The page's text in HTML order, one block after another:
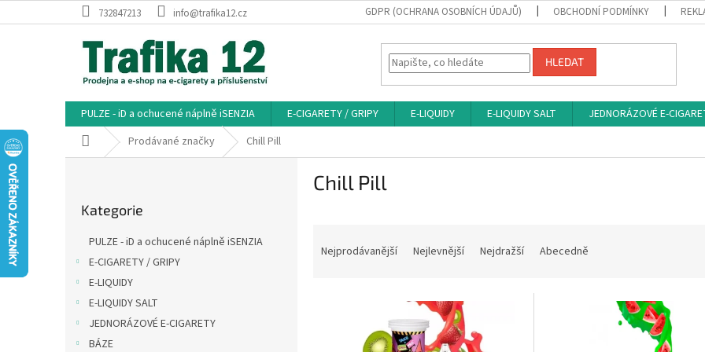
na
732847213 info@trafika12.cz GDPR (OCHRANA OSOBNÍCH ÚDAJŮ) OBCHODNÍ PODMÍNKY
HLEDAT
PULZE - iD a ochucené náplně iSENZIA E-CIGARETY / GRIPY E-LIQUIDY E-LIQUIDY SALT JEDNORÁZOVÉ E-
Domů Prodávané značky Chill Pill
kategorie
Kategorie
PULZE - iD a ochucené náplně iSENZIA
E-CIGARETY / GRIPY
E-LIQUIDY
E-LIQUIDY SALT
JEDNORÁZOVÉ E-CIGARETY
BÁZE
Chill Pill
Nejprodávanější Nejlevnější Nejdražší Abecedně